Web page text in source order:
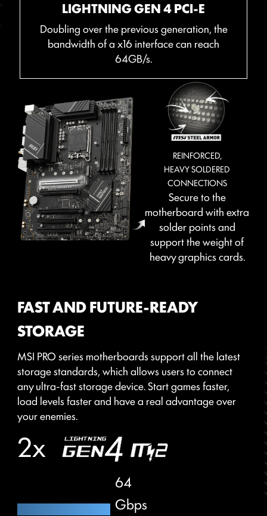
ทุกอย่างทำงานได้ตามที่ตั้งใจไว้เมื่อใช้ Microsoft
Windows เวอร์ชันล่าสุดร่วมกับผลิตภัณฑ์ของ MSI
* โปรดตรวจสอบให้แน่ใจว่าคุณได้นำสิ่งที่ไม่จำเป็นต่อการติดตั้งออก
เมื่อคุณต้องการติดตั้งเมนบอร์ดเข้ากับเคส
LIGHTNING GEN 4 PCI-E
Doubling over the previous generation, the
bandwidth of a x16 interface can reach
64GB/s.
REINFORCED,
HEAVY SOLDERED
CONNECTIONS
Secure to the
motherboard with extra
solder points and
support the weight of
heavy graphics cards.
FAST AND FUTURE-READY
STORAGE
MSI PRO series motherboards support all the latest
storage standards, which allows users to connect
any ultra-fast storage device. Start games faster,
load levels faster and have a real advantage over
your enemies.
2x
64
Gbps
The advanced SMT(Surface Mount
Technology) welding process reduces the
defect rate of slot solder joints,
electromagnetism, and interference.
Combining with exclusive Memory Boost
technology allows MSI motherboards to
deliver the clean and pure high-frequency
DDR5 signal.
สร้างสีสันสุดตระการตาได้ตามใจคุณ แต่งแต้มสีสันที่ใช่ในไม่กี่
คลิก!
CLICK BIOS 5
ออกแบบมาเพื่อให้ใช้งานง่าย, หรือจะปรับแต่งเมนบอร์ดเพื่อ
ประสิทธิภาพการเล่นเกม เพิ่มประสิทธิผลในการทำงาน หรือโอ
เวอร์คล็อกเพื่อทำสถิติโลก!
EZ-MODE
ADVANCED MODE